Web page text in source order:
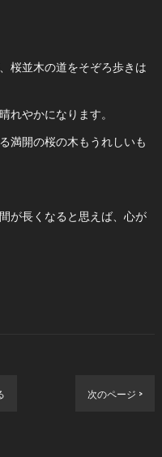
桜並木の道をそぞろ歩きは
れやかになります。
満開の桜の木もうれしいも
が長くなると思えば、心が
次のページ >